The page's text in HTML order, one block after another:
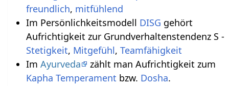
freundlich, mitfühlend
Im Persönlichkeitsmodell DISG gehört
Aufrichtigkeit zur Grundverhaltenstendenz S -
Stetigkeit, Mitgefühl, Teamfähigkeit
Im Ayurveda
zählt man Aufrichtigkeit zum
Kapha Temperament bzw. Dosha.